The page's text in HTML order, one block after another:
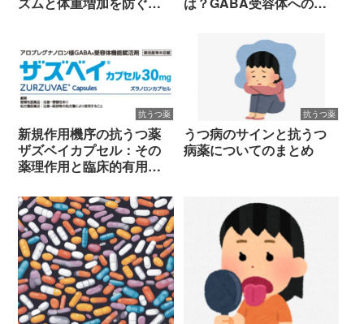
抗うつ薬
新規作用機序の抗うつ薬
ザズベイカプセル：その
薬理作用と臨床的有用性
抗うつ薬
うつ病のサインと抗うつ
病薬についてのまとめ